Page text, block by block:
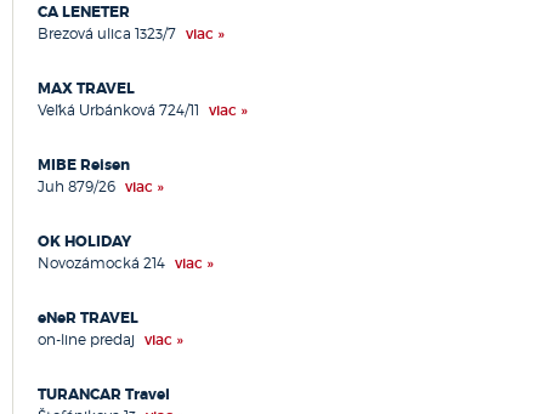
Partizánske
Poprad
Praha
Prešov
Prostějov
Pruské
Rajec
CA LENETER
Brezová ulica 1323/7 viac »
MAX TRAVEL
Veľká Urbánková 724/11 viac »
MIBE Reisen
Juh 879/26 viac »
OK HOLIDAY
Novozámocká 214 viac »
eNeR TRAVEL
on-line predaj viac »
TURANCAR Travel